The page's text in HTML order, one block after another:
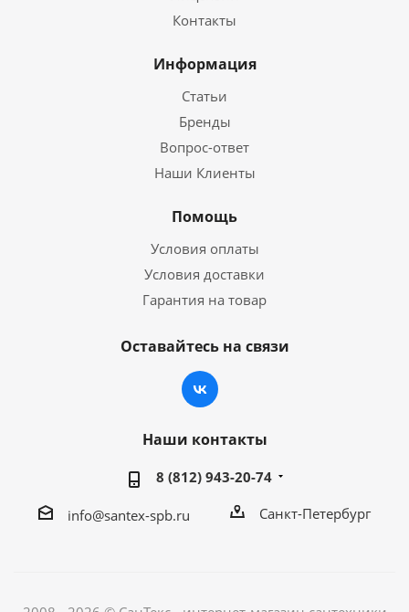
Контакты
Информация
Статьи
Бренды
Вопрос-ответ
Наши Клиенты
Помощь
Условия оплаты
Условия доставки
Гарантия на товар
Оставайтесь на связи
Наши контакты
8 (812) 943-20-74
info@santex-spb.ru Санкт-Петербург